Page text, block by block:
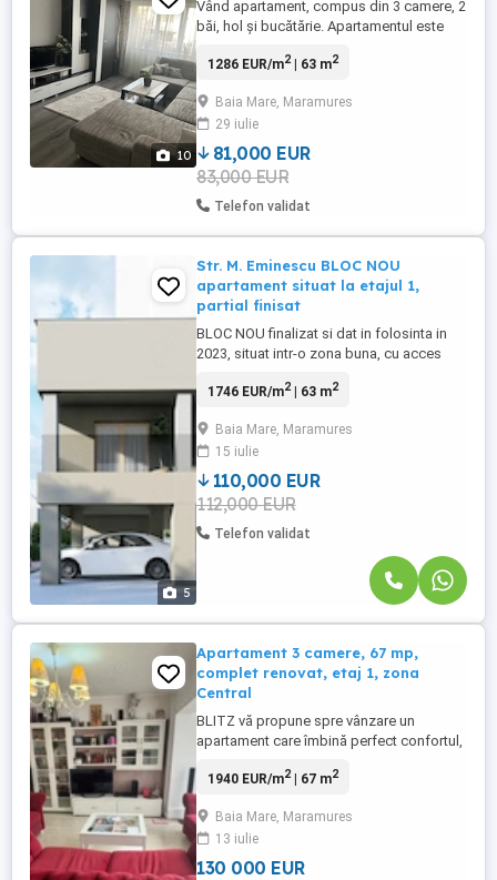
10
Vând apartament, compus din 3 camere, 2
băi, hol și bucătărie. Apartamentul este
etajul 1, având in apropiere, supermarket
magazine. Imobilul are suprafața de 64
mp, are microcentrala, geamuri termopan
și se vinde ...
1286 EUR/m2| 63 m2
Baia Mare, Maramures
29 iulie
81,000 EUR
83,000 EUR
Telefon validat
5
Str. M. Eminescu BLOC NOU
apartament situat la etajul 1,
partial finisat
BLOC NOU finalizat si dat in folosinta in
2023, situat intr-o zona buna, cu acces
situat la etajul I. Are o suprafata construita
compus din living foarte generos,
bucatarie, dormitor, 2 bai si hol
(configuratia permite ...
1746 EUR/m2| 63 m2
Baia Mare, Maramures
15 iulie
110,000 EUR
112,000 EUR
Telefon validat
Apartament 3 camere, 67 mp,
complet renovat, etaj 1, zona
Central
BLITZ vă propune spre vânzare un
apartament care îmbină perfect confortul,
fiind alegerea ideală atât pentru o familie,
pregătită pentru mutare imediată. Situat la
etajul 1 al unui imobil amplasat pe
Bulevardul ...
1940 EUR/m2| 67 m2
Baia Mare, Maramures
13 iulie
130 000 EUR